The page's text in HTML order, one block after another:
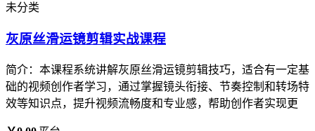
未分类
灰原丝滑运镜剪辑实战课程
简介：本课程系统讲解灰原丝滑运镜剪辑技巧，适合有一定基
础的视频创作者学习，通过掌握镜头衔接、节奏控制和转场特
效等知识点，提升视频流畅度和专业感，帮助创作者实现更